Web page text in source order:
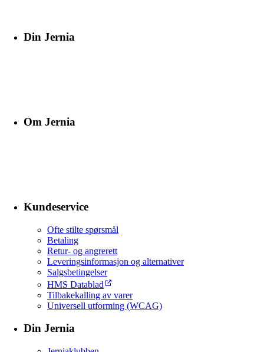
Din Jernia
Om Jernia
Kundeservice
Ofte stilte spørsmål
Betaling
Retur- og angrerett
Leveringsinformasjon og alternativer
Salgsbetingelser
HMS Datablad
Tilbakekalling av varer
Universell utforming (WCAG)
Din Jernia